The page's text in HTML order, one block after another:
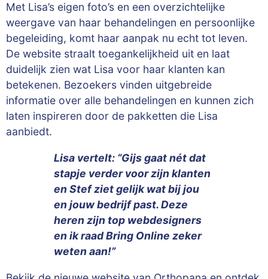
Met Lisa’s eigen foto’s en een overzichtelijke
weergave van haar behandelingen en persoonlijke
begeleiding, komt haar aanpak nu echt tot leven.
De website straalt toegankelijkheid uit en laat
duidelijk zien wat Lisa voor haar klanten kan
betekenen. Bezoekers vinden uitgebreide
informatie over alle behandelingen en kunnen zich
laten inspireren door de pakketten die Lisa
aanbiedt.
Lisa vertelt: “Gijs gaat nét dat
stapje verder voor zijn klanten
en Stef ziet gelijk wat bij jou
en jouw bedrijf past. Deze
heren zijn top webdesigners
en ik raad Bring Online zeker
weten aan!”